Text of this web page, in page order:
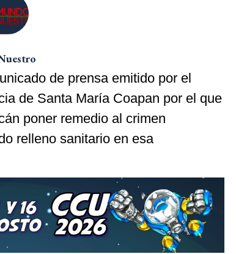
de prensa emitido por el
de Santa María Coapan por el que
poner remedio al crimen
relleno sanitario en esa